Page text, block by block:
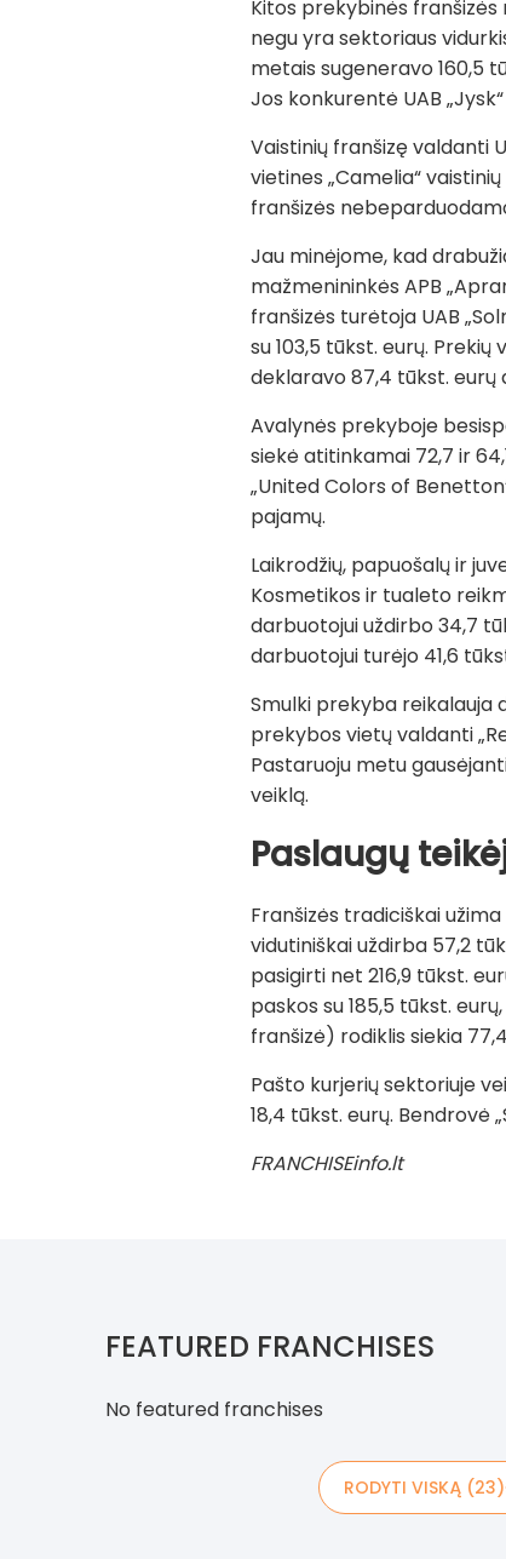
Kitos prekybinės franšizės
negu yra sektoriaus
metais sugeneravo 160,5
Jos konkurentė UAB
Vaistinių franšizę valdanti
vietines „Camelia“
franšizės
Jau minėjome, kad
mažmenininkės APB
franšizės turėtoja UAB
su 103,5 tūkst. eurų.
deklaravo 87,4 tūkst. eurų
Avalynės prekyboje
siekė atitinkamai 72,7 ir
„United Colors of
pajamų.
Laikrodžių, papuošalų ir
Kosmetikos ir tualeto
darbuotojui uždirbo 34,7
darbuotojui turėjo 41,6
Smulki prekyba reikalauja
prekybos vietų valdanti
Pastaruoju metu
veiklą.
Paslaugų
Franšizės tradiciškai
vidutiniškai uždirba 57,2
pasigirti net 216,9 tūkst.
paskos su 185,5 tūkst.
franšizė) rodiklis siekia
Pašto kurjerių sektoriuje
18,4 tūkst. eurų. Bendrovė
FRANCHISEinfo.lt
FEATURED FRANCHISES
No featured franchises
RODYTI VISKĄ (23)